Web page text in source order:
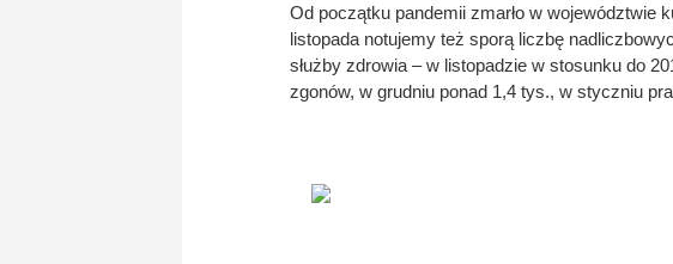
Od początku pandemii zmarło w województwie
listopada notujemy też sporą liczbę
służby zdrowia – w listopadzie w stosunku do
zgonów, w grudniu ponad 1,4 tys., w styczniu